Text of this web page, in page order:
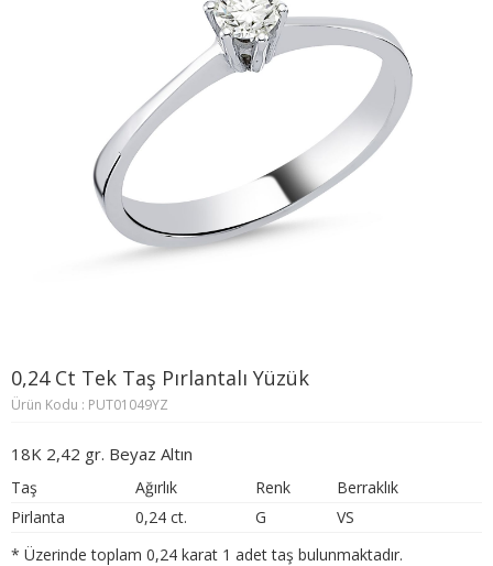
0,24 Ct Tek Taş Pırlantalı Yüzük
Ürün Kodu : PUT01049YZ
18K 2,42 gr. Beyaz Altın
Taş Ağırlık Renk
Berraklık
Pirlanta
0,24 ct. G
VS
* Üzerinde toplam 0,24 karat 1 adet taş bulunmaktadır.